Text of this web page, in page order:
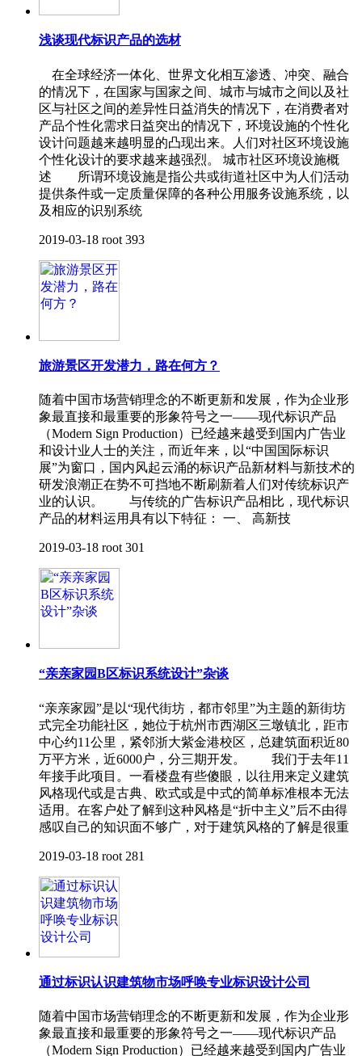
浅谈现代标识产品的选材
在全球经济一体化、世界文化相互渗透、冲突、融合
的情况下，在国家与国家之间、城市与城市之间以及社
区与社区之间的差异性日益消失的情况下，在消费者对
产品个性化需求日益突出的情况下，环境设施的个性化
设计问题越来越明显的凸现出来。人们对社区环境设施
个性化设计的要求越来越强烈。 城市社区环境设施概
述 所谓环境设施是指公共或街道社区中为人们活动
提供条件或一定质量保障的各种公用服务设施系统，以
及相应的识别系统
2019-03-18 root 393
旅游景区开发潜力，路在何方？
随着中国市场营销理念的不断更新和发展，作为企业形
象最直接和最重要的形象符号之一——现代标识产品
（Modern Sign Production）已经越来越受到国内广告业
和设计业人士的关注，而近年来，以“中国国际标识
展”为窗口，国内风起云涌的标识产品新材料与新技术的
研发浪潮正在势不可挡地不断刷新着人们对传统标识产
业的认识。 与传统的广告标识产品相比，现代标识
产品的材料运用具有以下特征： 一、 高新技
2019-03-18 root 301
“亲亲家园B区标识系统设计”杂谈
“亲亲家园”是以“现代街坊，都市邻里”为主题的新街坊
式完全功能社区，她位于杭州市西湖区三墩镇北，距市
中心约11公里，紧邻浙大紫金港校区，总建筑面积近80
万平方米，近6000户，分三期开发。 我们于去年11
年接手此项目。一看楼盘有些傻眼，以往用来定义建筑
风格现代或是古典、欧式或是中式的简单标准根本无法
适用。在客户处了解到这种风格是“折中主义”后不由得
感叹自己的知识面不够广，对于建筑风格的了解是很重
2019-03-18 root 281
通过标识认识建筑物市场呼唤专业标识设计公司
随着中国市场营销理念的不断更新和发展，作为企业形
象最直接和最重要的形象符号之一——现代标识产品
（Modern Sign Production）已经越来越受到国内广告业